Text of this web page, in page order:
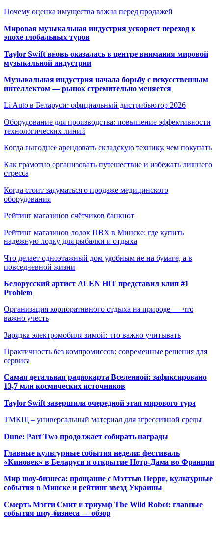
Почему оценка имущества важна перед продажей
Мировая музыкальная индустрия ускоряет переход к
эпохе глобальных туров
Taylor Swift вновь оказалась в центре внимания мировой
музыкальной индустрии
Музыкальная индустрия начала борьбу с искусственным
интеллектом — рынок стремительно меняется
Li Auto в Беларуси: официальный дистрибьютор 2026
Оборудование для производства: повышение эффективности
технологических линий
Когда выгоднее арендовать складскую технику, чем покупать
Как грамотно организовать путешествие и избежать лишнего
стресса
Когда стоит задуматься о продаже медицинского
оборудования
Рейтинг магазинов счётчиков банкнот
Рейтинг магазинов лодок ПВХ в Минске: где купить
надежную лодку для рыбалки и отдыха
Что делает одноэтажный дом удобным не на бумаге, а в
повседневной жизни
Белорусский артист ALEN HIT представил клип #1
Problem
Организация корпоративного отдыха на природе — что
важно учесть
Зарядка электромобиля зимой: что важно учитывать
Практичность без компромиссов: современные решения для
сервиса
Самая детальная радиокарта Вселенной: зафиксировано
13,7 млн космических источников
Taylor Swift завершила очередной этап мирового тура
ТМКЩ – универсальный материал для агрессивной среды
Dune: Part Two продолжает собирать награды
Главные культурные события недели: фестиваль
«Киновек» в Беларуси и открытие Нотр-Дама во Франции
Мир шоу-бизнеса: прощание с Мэттью Перри, культурные
события в Минске и рейтинг звезд Украины
Смерть Мэгги Смит и триумф The Wild Robot: главные
события шоу-бизнеса — обзор